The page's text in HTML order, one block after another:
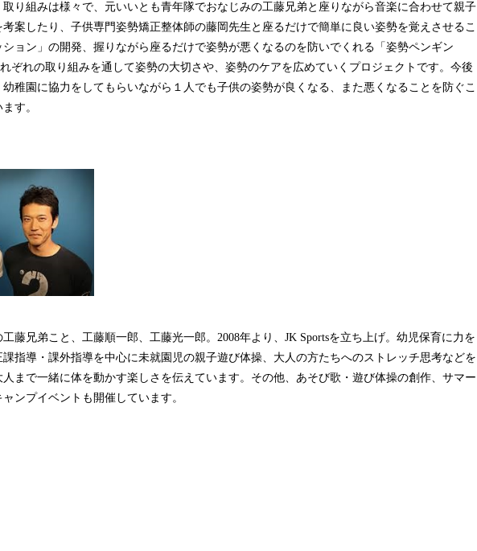
り組みは様々で、元いいとも青年隊でおなじみの工藤兄弟と座りながら音楽に合わせて親子
案したり、子供専門姿勢矯正整体師の藤岡先生と座るだけで簡単に良い姿勢を覚えさせるこ
ション」の開発、握りながら座るだけで姿勢が悪くなるのを防いでくれる「姿勢ペンギン
ぞれの取り組みを通して姿勢の大切さや、姿勢のケアを広めていくプロジェクトです。今後
稚園に協力をしてもらいながら１人でも子供の姿勢が良くなる、また悪くなることを防ぐこ
す。
藤兄弟こと、工藤順一郎、工藤光一郎。2008年より、JK Sportsを立ち上げ。幼児保育に力を
課指導・課外指導を中心に未就園児の親子遊び体操、大人の方たちへのストレッチ思考などを
まで一緒に体を動かす楽しさを伝えています。その他、あそび歌・遊び体操の創作、サマー
ンプイベントも開催しています。